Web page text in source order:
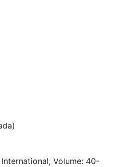
Volume: 40-